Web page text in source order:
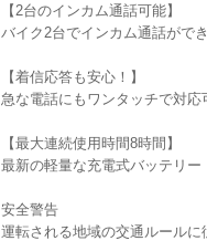
【2台のインカム通話可能】
バイク2台でインカム通話がで
【着信応答も安心！】
急な電話にもワンタッチで対応
【最大連続使用時間8時間】
最新の軽量な充電式バッテリ
安全警告
運転される地域の交通ルールに